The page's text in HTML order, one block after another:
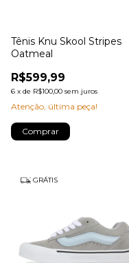
Tênis Knu Skool Stripes
Oatmeal
R$599,99
6 x de R$100,00 sem juros
Atenção, última peça!
Comprar
GRÁTIS